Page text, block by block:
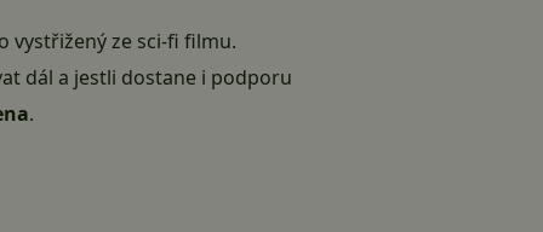
vystřižený ze sci-fi filmu.
dál a jestli dostane i podporu
.